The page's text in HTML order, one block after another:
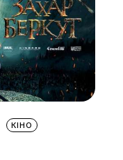
КІНО